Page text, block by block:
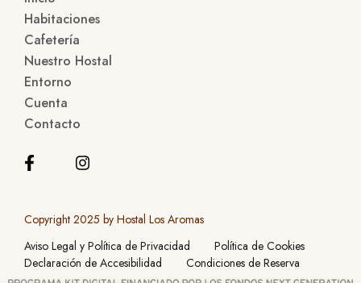
Habitaciones
Cafetería
Nuestro Hostal
Entorno
Cuenta
Contacto
Copyright 2025 by Hostal Los Aromas
Aviso Legal y Política de Privacidad
Política de Cookies
Declaración de Accesibilidad
Condiciones de Reserva